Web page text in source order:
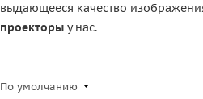
выдающееся качество
проекторы у нас.
По умолчанию